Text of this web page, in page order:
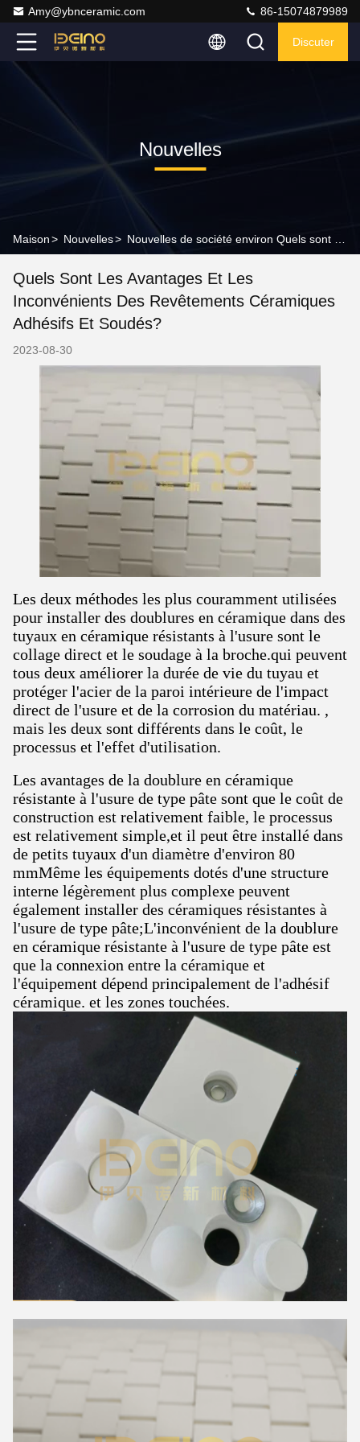
Amy@ybnceramic.com 86-15074879989
Discuter
Nouvelles
Maison> Nouvelles>
Quels Sont Les Avantages Et Les
Inconvénients Des Revêtements Céramiques
Adhésifs Et Soudés?
2023-08-30
Les deux méthodes les plus couramment utilisées
pour installer des doublures en céramique dans des
tuyaux en céramique résistants à l'usure sont le
collage direct et le soudage à la broche.qui peuvent
tous deux améliorer la durée de vie du tuyau et
protéger l'acier de la paroi intérieure de l'impact
direct de l'usure et de la corrosion du matériau. ,
mais les deux sont différents dans le coût, le
processus et l'effet d'utilisation.
Les avantages de la doublure en céramique
résistante à l'usure de type pâte sont que le coût de
construction est relativement faible, le processus
est relativement simple,et il peut être installé dans
de petits tuyaux d'un diamètre d'environ 80
mmMême les équipements dotés d'une structure
interne légèrement plus complexe peuvent
également installer des céramiques résistantes à
l'usure de type pâte;L'inconvénient de la doublure
en céramique résistante à l'usure de type pâte est
que la connexion entre la céramique et
l'équipement dépend principalement de l'adhésif
céramique. et les zones touchées.